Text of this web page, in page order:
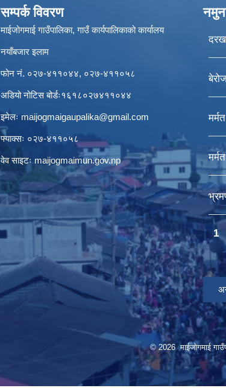
सम्पर्क विवरण
माईजोगमाई गाउँपालिका, गाउँ कार्यपालिकाको कार्यालय
नयाँबजार इलाम
फोन नं. ०२७-४११०४४, ०२७-४११०५८
अडियो नोटिस बोर्डः१६१८०२७४११०४४
इमेलः maijogmaigaupalika@gmail.com
फ्याक्सः ०२७-४११०५८
वेव साइटः maijogmaimun.gov.np
1
© 2026 माईजोगमाई